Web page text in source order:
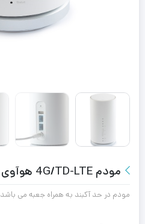
مودم 4G/TD-LTE هوآوی مدل L01S Huawei
مودم در حد آکبند به همراه جعبه می باشد